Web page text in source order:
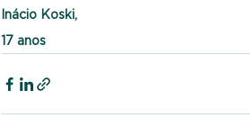
Inácio Koski,
17 anos